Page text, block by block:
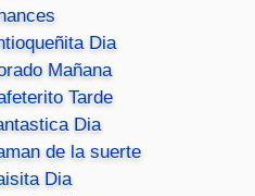
Dia
Mañana
Tarde
Dia
de la suerte
Dia